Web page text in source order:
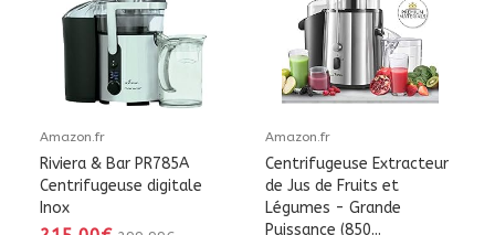
Amazon.fr
Riviera & Bar PR785A
Centrifugeuse digitale
Inox
Amazon.fr
Centrifugeuse Extracteur
de Jus de Fruits et
Légumes - Grande
Puissance (850...